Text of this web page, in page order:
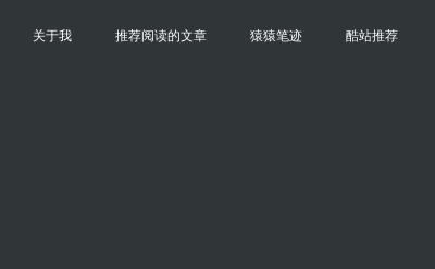
关于我 推荐阅读的文章 猿猿笔迹 酷站推荐